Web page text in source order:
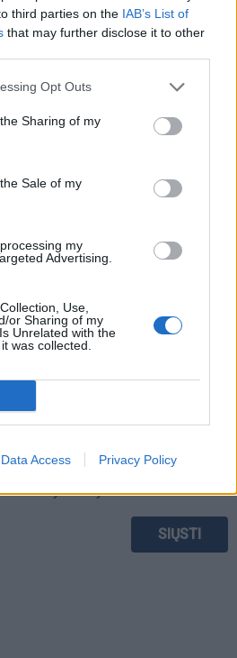
third parties on the IAB’s List of
that may further disclose it to other
Opt Outs
Sharing of my
Sale of my
my
Advertising.
Use,
or Sharing of my
Unrelated with the
was collected.
Data Access Privacy Policy
reCAPTCHA and the Google
Privacy PolicyandTerms of